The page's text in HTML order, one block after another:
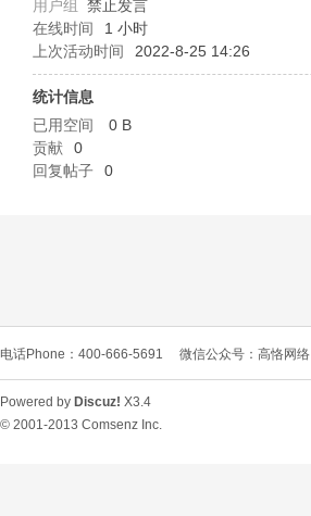
L
用户组 禁止发言
在线时间
1 小时
上次活动时间
2022-8-25 14:26
统计信息
已用空间
0 B
贡献
0
回复帖子
0
电话Phone：400-666-5691 微信公众号：高恪网络
Powered by Discuz! X3.4
© 2001-2013 Comsenz Inc.